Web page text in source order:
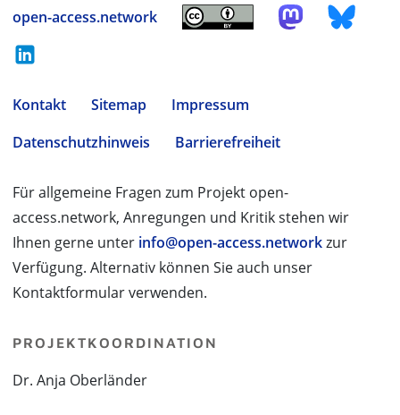
open-access.network
Kontakt Sitemap
Impressum
Datenschutzhinweis
Barrierefreiheit
Für allgemeine Fragen zum Projekt open-
access.network, Anregungen und Kritik stehen wir
Ihnen gerne unter info@open-access.networkzur
Verfügung. Alternativ können Sie auch unser
Kontaktformular verwenden.
PROJEKTKOORDINATION
Dr. Anja Oberländer